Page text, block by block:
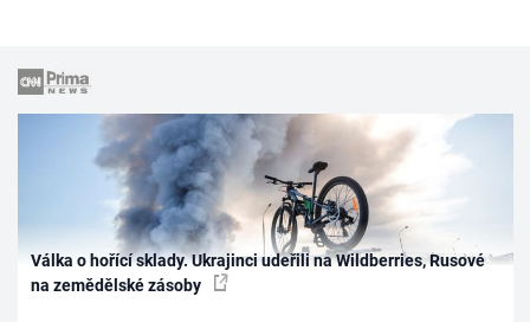
Válka o hořící sklady. Ukrajinci udeřili na Wildberries, Rusové
na zemědělské zásoby